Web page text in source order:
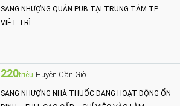
SANG NHƯỢNG QUÁN PUB TẠI TRUNG TÂM TP.
VIỆT TRÌ
220triệu Huyện Cần Giờ
SANG NHƯỢNG NHÀ THUỐC ĐANG HOẠT ĐỘNG ỔN